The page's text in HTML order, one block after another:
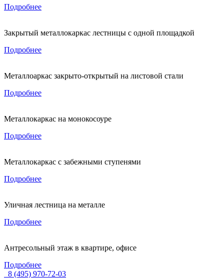
Подробнее
Закрытый металлокаркас лестницы с одной площадкой
Подробнее
Металлоаркас закрыто-открытый на листовой стали
Подробнее
Металлокаркас на монокосоуре
Подробнее
Металлокаркас с забежными ступенями
Подробнее
Уличная лестница на металле
Подробнее
Антресольный этаж в квартире, офисе
Подробнее
8 (495) 970-72-03